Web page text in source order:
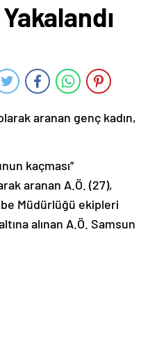
aranan genç kadın,
kaçması”
aranan A.Ö. (27),
Müdürlüğü ekipleri
alınan A.Ö. Samsun